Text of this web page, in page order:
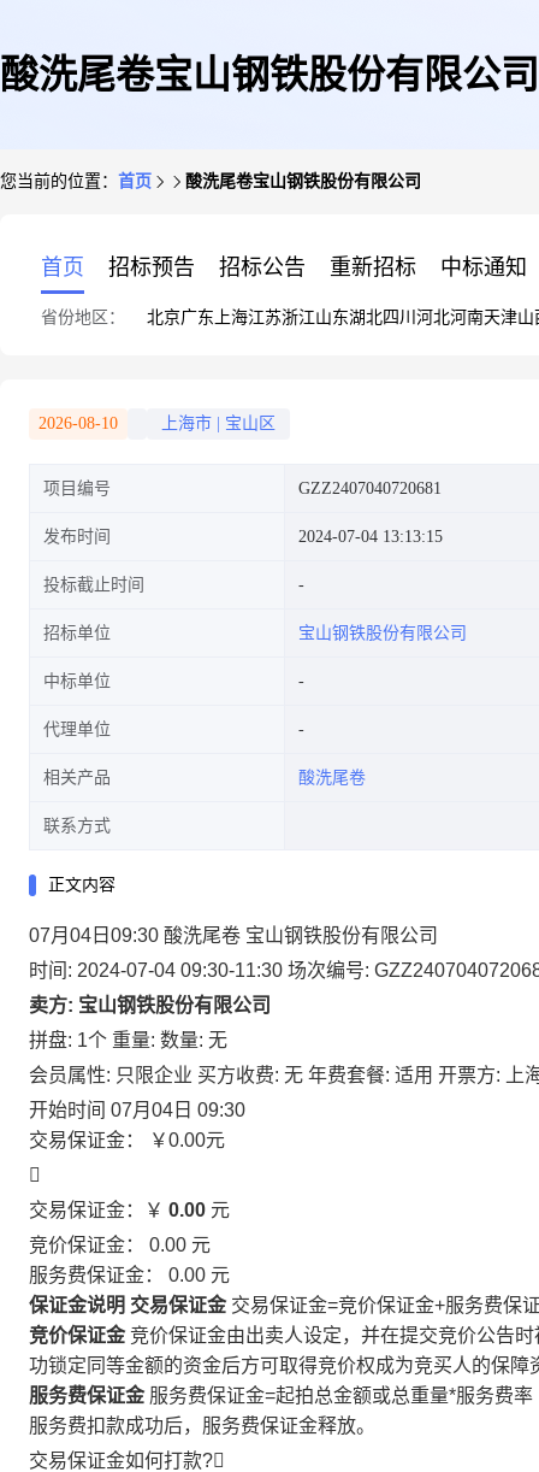
酸洗尾卷宝山钢铁股份有限公司
您当前的位置： 首页 酸洗尾卷宝山钢铁股份有限公司
首页 招标预告 招标公告 重新招标 中标通知
省份地区： 北京广东 上海江苏浙江山东湖北四川 河北河南天津山
2026-08-10 上海市 宝山区
项目编号 GZZ2407040720681
发布时间 2024-07-04 13:13:15
投标截止时间
招标单位 宝山钢铁股份有限公司
中标单位
代理单位
相关产品 酸洗尾卷
联系方式
正文内容
07月04日09:30 酸洗尾卷 宝山钢铁股份有限公司
时间: 2024-07-04 09:30-11:30 场次编号:
卖方: 宝山钢铁股份有限公司
拼盘: 1个 重量: 数量: 无
会员属性: 只限企业 买方收费: 无 年费套餐: 适用 开票方: 上
开始时间 07月04日 09:30
交易保证金：
￥0.00元

交易保证金：￥ 0.00 元
竞价保证金： 0.00 元
服务费保证金： 0.00 元
保证金说明 交易保证金 交易保证金=竞价保证金+服务费保
竞价保证金 竞价保证金由出卖人设定，并在提交竞价公告
功锁定同等金额的资金后方可取得竞价权成为竞买人的保障
服务费保证金 服务费保证金=起拍总金额或总重量*服务费率
服务费扣款成功后，服务费保证金释放。
交易保证金如何打款?